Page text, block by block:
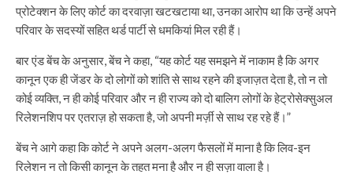
प्रोटेक्शन के लिए कोर्ट का दरवाज़ा खटखटाया था, उनका आरोप था कि उन्हें अपने
परिवार के सदस्यों सहित थर्ड पार्टी से धमकियां मिल रही हैं।
बार एंड बेंच के अनुसार, बेंच ने कहा, “यह कोर्ट यह समझने में नाकाम है कि अगर
कानून एक ही जेंडर के दो लोगों को शांति से साथ रहने की इजाज़त देता है, तो न तो
कोई व्यक्ति, न ही कोई परिवार और न ही राज्य को दो बालिग लोगों के हेट्रोसेक्सुअल
रिलेशनशिप पर एतराज़ हो सकता है, जो अपनी मर्ज़ी से साथ रह रहे हैं।”
बेंच ने आगे कहा कि कोर्ट ने अपने अलग-अलग फैसलों में माना है कि लिव-इन
रिलेशन न तो किसी कानून के तहत मना है और न ही सज़ा वाला है।